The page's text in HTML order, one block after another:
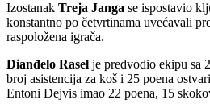
Izostanak Treja Janga se ispostavio
konstantno po četvrtinama uvećavali
raspoložena igrača.
Dianđelo Rasel je predvodio ekipu sa
broj asistencija za koš i 25 poena
Entoni Dejvis imao 22 poena, 15